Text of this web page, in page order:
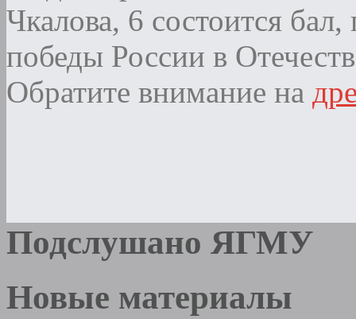
Чкалова, 6 состоится
победы России в
Обратите внимание на
Подслушано ЯГМУ
Новые материалы